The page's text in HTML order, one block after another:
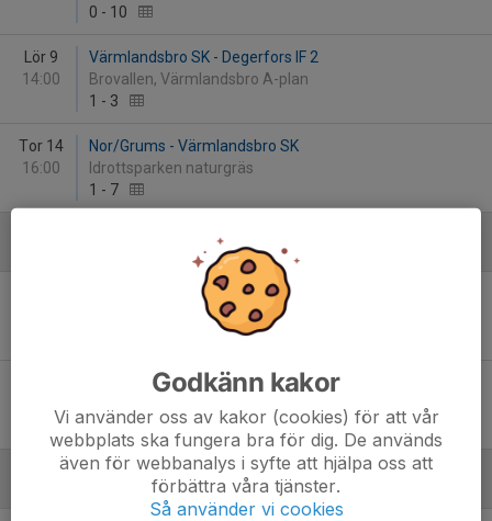
0 - 10
Lör 9
14:00
Värmlandsbro SK - Degerfors IF 2
Brovallen, Värmlandsbro A-plan
1 - 3
Tor 14
16:00
Nor/Grums - Värmlandsbro SK
Idrottsparken naturgräs
1 - 7
Värmlandsbro SK - IFK Skoghall DF 2
Brovallen, Värmlandsbro A-plan
Värmlandsbro SK - Råtorp/FBK
0 -2
Godkänn kakor
Vi använder oss av kakor (cookies) för att vår
webbplats ska fungera bra för dig. De används
även för webbanalys i syfte att hjälpa oss att
förbättra våra tjänster.
Så använder vi cookies